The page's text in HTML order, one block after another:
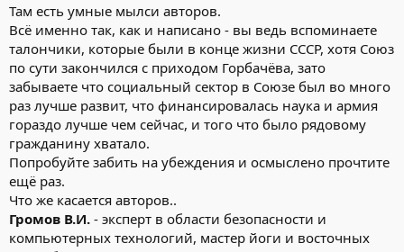
Там есть умные мылси авторов.
Всё именно так, как и написано - вы ведь вспоминаете
талончики, которые были в конце жизни СССР, хотя Союз
по сути закончился с приходом Горбачёва, зато
забываете что социальный сектор в Союзе был во много
раз лучше развит, что финансировалась наука и армия
гораздо лучше чем сейчас, и того что было рядовому
гражданину хватало.
Попробуйте забить на убеждения и осмыслено прочтите
ещё раз.
Что же касается авторов..
Громов В.И. - эксперт в области безопасности и
компьютерных технологий, мастер йоги и восточных